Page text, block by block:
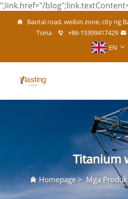
";link.href="/
Baotai road, weibin zone, city ng
Tsina
+86-15399417429
EN
Titanium
Homepage>Mga